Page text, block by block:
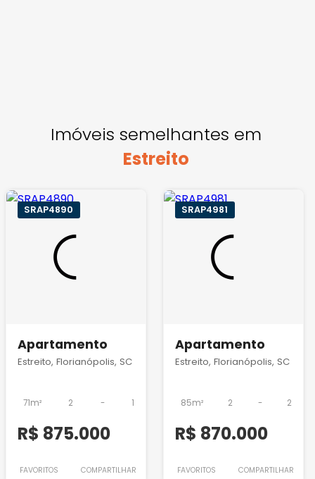
Imóveis semelhantes em
Estreito
SRAP4890
Apartamento
Estreito, Florianópolis, SC
71m² 2 - 1
R$ 875.000
FAVORITOS COMPARTILHAR
SRAP4981
Apartamento
Estreito, Florianópolis, SC
85m² 2 - 2
R$ 870.000
FAVORITOS COMPARTILHAR